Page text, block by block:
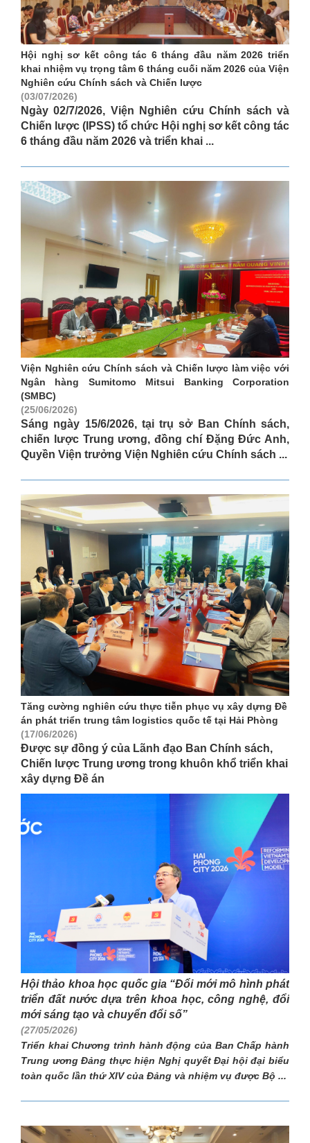
Hội nghị sơ kết công tác 6 tháng đầu năm 2026 triển
khai nhiệm vụ trọng tâm 6 tháng cuối năm 2026 của Viện
Nghiên cứu Chính sách và Chiến lược
(03/07/2026)
Ngày 02/7/2026, Viện Nghiên cứu Chính sách và
Chiến lược (IPSS) tổ chức Hội nghị sơ kết công tác
6 tháng đầu năm 2026 và triển khai ...
Viện Nghiên cứu Chính sách và Chiến lược làm việc với
Ngân hàng Sumitomo Mitsui Banking Corporation
(SMBC)
(25/06/2026)
Sáng ngày 15/6/2026, tại trụ sở Ban Chính sách,
chiến lược Trung ương, đồng chí Đặng Đức Anh,
Quyền Viện trưởng Viện Nghiên cứu Chính sách ...
Tăng cường nghiên cứu thực tiễn phục vụ xây dựng Đề
án phát triển trung tâm logistics quốc tế tại Hải Phòng
(17/06/2026)
Được sự đồng ý của Lãnh đạo Ban Chính sách,
Chiến lược Trung ương trong khuôn khổ triển khai
xây dựng Đề án
Hội thảo khoa học quốc gia “Đổi mới mô hình phát
triển đất nước dựa trên khoa học, công nghệ, đổi
mới sáng tạo và chuyển đổi số”
(27/05/2026)
Triển khai Chương trình hành động của Ban Chấp hành
Trung ương Đảng thực hiện Nghị quyết Đại hội đại biểu
toàn quốc lần thứ XIV của Đảng và nhiệm vụ được Bộ ...